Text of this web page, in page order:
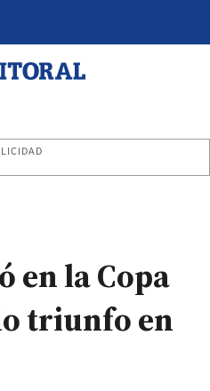
en la Copa
triunfo en